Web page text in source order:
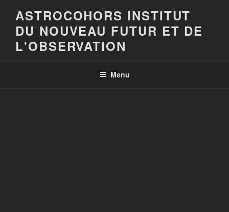
contenu
principal
ASTROCOHORS INSTITUT
DU NOUVEAU FUTUR ET DE
L'OBSERVATION
Menu